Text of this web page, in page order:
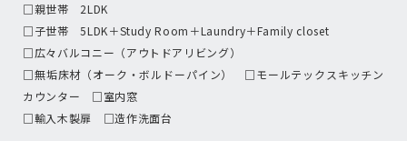
□親世帯 2LDK
□子世帯 5LDK＋Study Room＋Laundry＋Family closet
□広々バルコニー（アウトドアリビング）
□無垢床材（オーク・ボルドーパイン） □モールテックスキッチン
カウンター □室内窓
□輸入木製扉 □造作洗面台